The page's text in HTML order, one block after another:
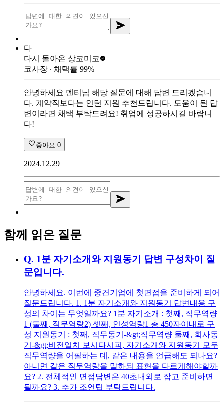
다
다시 돌아온 상코미코
코사장 ∙ 채택률 99%
안녕하세요 멘티님 해당 질문에 대해 답변 드리겠습니
다. 계약직보다는 인턴 지원 추천드립니다. 도움이 된 답
변이라면 채택 부탁드려요! 취업에 성공하시길 바랍니
다!
좋아요 0
2024.12.29
함께 읽은 질문
Q. 1분 자기소개와 지원동기 답변 구성차이 질
문입니다.
안녕하세요. 이번에 중견기업에 첫면접을 준비하게 되어
질문드립니다. 1. 1분 자기소개와 지원동기 답변내용 구
성의 차이는 무엇일까요? 1분 자기소개 : 첫째, 직무역량
1 (둘째, 직무역량2) 셋째, 인성역량1 총 450자이내로 구
성 지원동기 : 첫째, 직무동기-&gt;직무역량 둘째, 회사동
기-&gt;비전일치 보시다시피, 자기소개와 지원동기 모두
직무역량을 어필하는 데, 같은 내용을 언급해도 되나요?
아니면 같은 직무역량을 말하되 표현을 다르게해야할까
요? 2. 전체적인 면접답변은 40초내외로 잡고 준비하면
될까요? 3. 추가 조언팁 부탁드립니다.